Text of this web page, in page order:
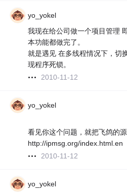
yo_yokel
我现在给公司做一个项目管理
本功能都做完了。
就是遇见 在多线程情况下，切
现程序死锁。
2010-11-12
yo_yokel
看见你这个问题，就把飞鸽的
http://ipmsg.org/index.html.en
2010-11-12
yo_yokel